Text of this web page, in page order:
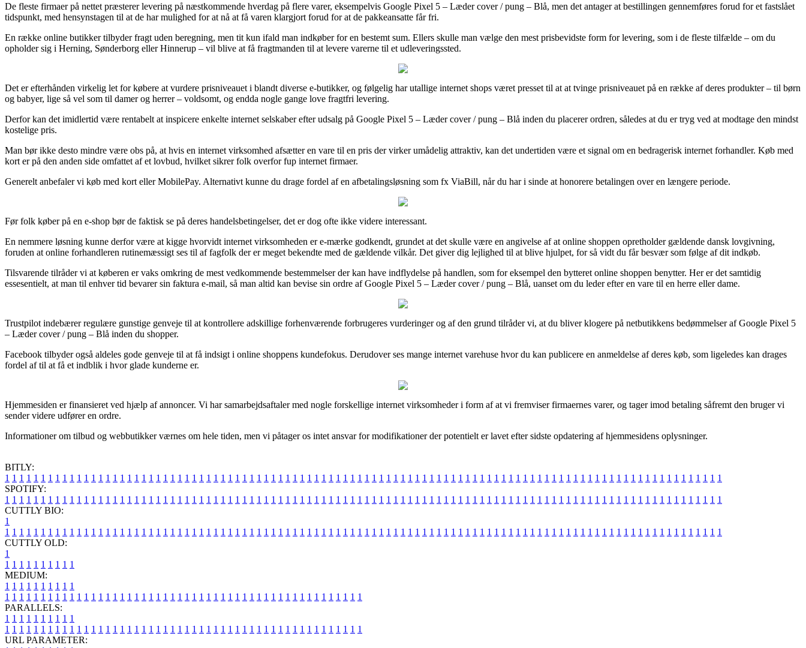
De fleste firmaer på nettet præsterer levering på næstkommende hverdag på flere varer, eksempelvis Google Pixel 5 – Læder cover / pung – Blå, men det antager at bestillingen gennemføres forud for et fastslået
tidspunkt, med hensynstagen til at de har mulighed for at nå at få varen klargjort forud for at de pakkeansatte får fri.
En række online butikker tilbyder fragt uden beregning, men tit kun ifald man indkøber for en bestemt sum. Ellers skulle man vælge den mest prisbevidste form for levering, som i de fleste tilfælde – om du
opholder sig i Herning, Sønderborg eller Hinnerup – vil blive at få fragtmanden til at levere varerne til et udleveringssted.
Det er efterhånden virkelig let for købere at vurdere prisniveauet i blandt diverse e-butikker, og følgelig har utallige internet shops været presset til at at tvinge prisniveauet på en række af deres produkter – til børn
og babyer, lige så vel som til damer og herrer – voldsomt, og endda nogle gange love fragtfri levering.
Derfor kan det imidlertid være rentabelt at inspicere enkelte internet selskaber efter udsalg på Google Pixel 5 – Læder cover / pung – Blå inden du placerer ordren, således at du er tryg ved at modtage den mindst
kostelige pris.
Man bør ikke desto mindre være obs på, at hvis en internet virksomhed afsætter en vare til en pris der virker umådelig attraktiv, kan det undertiden være et signal om en bedragerisk internet forhandler. Køb med
kort er på den anden side omfattet af et lovbud, hvilket sikrer folk overfor fup internet firmaer.
Generelt anbefaler vi køb med kort eller MobilePay. Alternativt kunne du drage fordel af en afbetalingsløsning som fx ViaBill, når du har i sinde at honorere betalingen over en længere periode.
Før folk køber på en e-shop bør de faktisk se på deres handelsbetingelser, det er dog ofte ikke videre interessant.
En nemmere løsning kunne derfor være at kigge hvorvidt internet virksomheden er e-mærke godkendt, grundet at det skulle være en angivelse af at online shoppen opretholder gældende dansk lovgivning,
foruden at online forhandleren rutinemæssigt ses til af fagfolk der er meget bekendte med de gældende vilkår. Det giver dig lejlighed til at blive hjulpet, for så vidt du får besvær som følge af dit indkøb.
Tilsvarende tilråder vi at køberen er vaks omkring de mest vedkommende bestemmelser der kan have indflydelse på handlen, som for eksempel den bytteret online shoppen benytter. Her er det samtidig
essesentielt, at man til enhver tid bevarer sin faktura e-mail, så man altid kan bevise sin ordre af Google Pixel 5 – Læder cover / pung – Blå, uanset om du leder efter en vare til en herre eller dame.
Trustpilot indebærer regulære gunstige genveje til at kontrollere adskillige forhenværende forbrugeres vurderinger og af den grund tilråder vi, at du bliver klogere på netbutikkens bedømmelser af Google Pixel 5
– Læder cover / pung – Blå inden du shopper.
Facebook tilbyder også aldeles gode genveje til at få indsigt i online shoppens kundefokus. Derudover ses mange internet varehuse hvor du kan publicere en anmeldelse af deres køb, som ligeledes kan drages
fordel af til at få et indblik i hvor glade kunderne er.
Hjemmesiden er finansieret ved hjælp af annoncer. Vi har samarbejdsaftaler med nogle forskellige internet virksomheder i form af at vi fremviser firmaernes varer, og tager imod betaling såfremt den bruger vi
sender videre udfører en ordre.
Informationer om tilbud og webbutikker værnes om hele tiden, men vi påtager os intet ansvar for modifikationer der potentielt er lavet efter sidste opdatering af hjemmesidens oplysninger.
BITLY:
1 1 1 1 1 1 1 1 1 1 1 1 1 1 1 1 1 1 1 1 1 1 1 1 1 1 1 1 1 1 1 1 1 1 1 1 1 1 1 1 1 1 1 1 1 1 1 1 1 1 1 1 1 1 1 1 1 1 1 1 1 1 1 1 1 1 1 1 1 1 1 1 1 1 1 1 1 1 1 1 1 1 1 1 1 1 1 1 1 1 1 1 1 1 1 1 1 1 1 1
SPOTIFY:
1 1 1 1 1 1 1 1 1 1 1 1 1 1 1 1 1 1 1 1 1 1 1 1 1 1 1 1 1 1 1 1 1 1 1 1 1 1 1 1 1 1 1 1 1 1 1 1 1 1 1 1 1 1 1 1 1 1 1 1 1 1 1 1 1 1 1 1 1 1 1 1 1 1 1 1 1 1 1 1 1 1 1 1 1 1 1 1 1 1 1 1 1 1 1 1 1 1 1 1
CUTTLY BIO:
1
1 1 1 1 1 1 1 1 1 1 1 1 1 1 1 1 1 1 1 1 1 1 1 1 1 1 1 1 1 1 1 1 1 1 1 1 1 1 1 1 1 1 1 1 1 1 1 1 1 1 1 1 1 1 1 1 1 1 1 1 1 1 1 1 1 1 1 1 1 1 1 1 1 1 1 1 1 1 1 1 1 1 1 1 1 1 1 1 1 1 1 1 1 1 1 1 1 1 1 1
CUTTLY OLD:
1
1 1 1 1 1 1 1 1 1 1
MEDIUM:
1 1 1 1 1 1 1 1 1 1
1 1 1 1 1 1 1 1 1 1 1 1 1 1 1 1 1 1 1 1 1 1 1 1 1 1 1 1 1 1 1 1 1 1 1 1 1 1 1 1 1 1 1 1 1 1 1 1 1 1
PARALLELS:
1 1 1 1 1 1 1 1 1 1
1 1 1 1 1 1 1 1 1 1 1 1 1 1 1 1 1 1 1 1 1 1 1 1 1 1 1 1 1 1 1 1 1 1 1 1 1 1 1 1 1 1 1 1 1 1 1 1 1 1
URL PARAMETER: